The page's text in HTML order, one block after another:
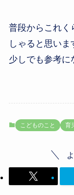
普段からこれく
しゃると思いま
少しでも参考に
こどものこと 育